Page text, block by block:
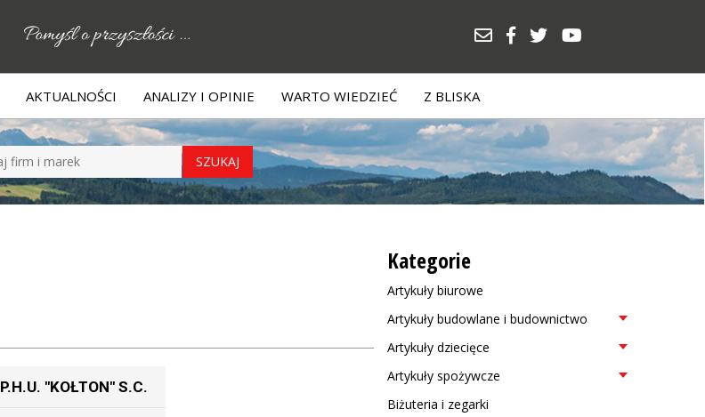
AKTUALNOŚCI ANALIZY I OPINIE WARTO WIEDZIEĆ Z BLISKA
"KOŁTON" S.C.
Kategorie
Artykuły biurowe
Artykuły budowlane i budownictwo
Artykuły dziecięce
Artykuły spożywcze
Biżuteria i zegarki